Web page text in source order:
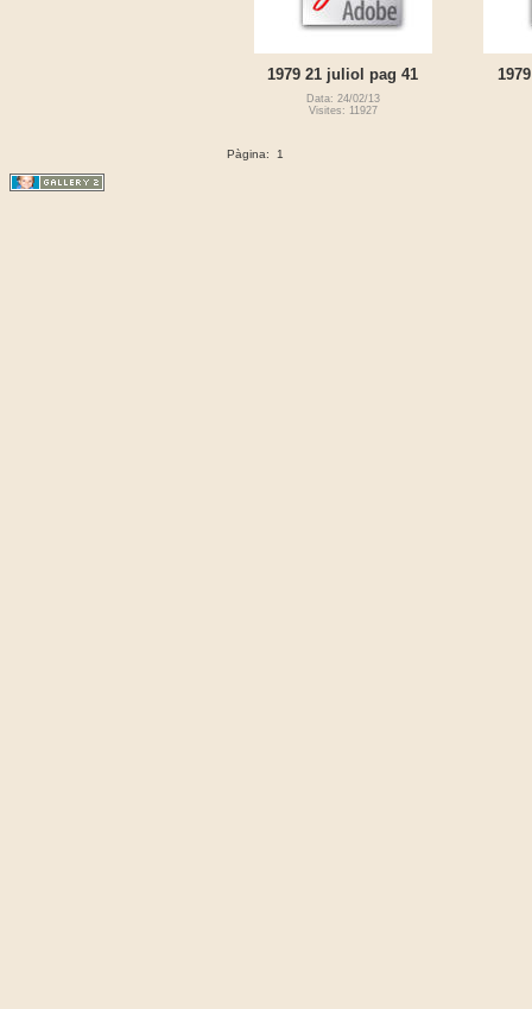
1979 21 juliol pag 41
Data: 24/02/13
Visites: 11927
Pàgina: 1